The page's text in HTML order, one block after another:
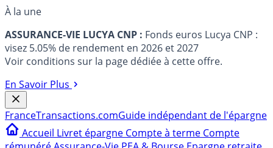
À la une
ASSURANCE-VIE LUCYA CNP : Fonds euros Lucya CNP :
visez 5.05% de rendement en 2026 et 2027
Voir conditions sur la page dédiée à cette offre.
En Savoir Plus
FranceTransactions.comGuide indépendant de l'épargne
Accueil Livret épargne Compte à terme Compte